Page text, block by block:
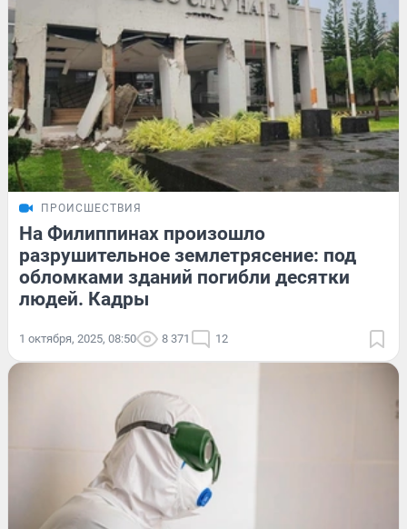
ПРОИСШЕСТВИЯ
На Филиппинах произошло
разрушительное землетрясение: под
обломками зданий погибли десятки
людей. Кадры
1 октября, 2025, 08:50 8 371 12